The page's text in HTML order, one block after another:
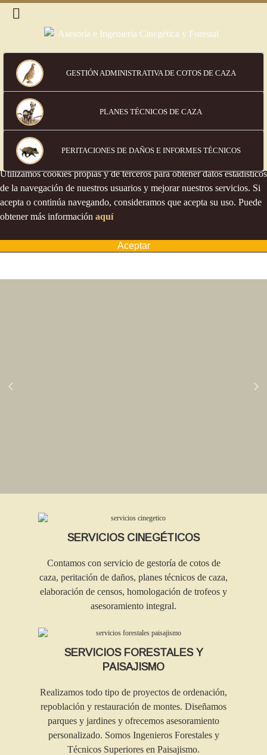
GESTIÓN ADMINISTRATIVA DE COTOS DE CAZA
PLANES TÉCNICOS DE CAZA
PERITACIONES DE DAÑOS E INFORMES TÉCNICOS
Política de cookies
Utilizamos cookies propias y de terceros para obtener datos estadísticos
de la navegación de nuestros usuarios y mejorar nuestros servicios. Si
acepta o continúa navegando, consideramos que acepta su uso. Puede
obtener más información aquí
Aceptar
SERVICIOS CINEGÉTICOS
Contamos con servicio de gestoría de cotos de
caza, peritación de daños, planes técnicos de caza,
elaboración de censos, homologación de trofeos y
asesoramiento integral.
SERVICIOS FORESTALES Y
PAISAJISMO
Realizamos todo tipo de proyectos de ordenación,
repoblación y restauración de montes. Diseñamos
parques y jardines y ofrecemos asesoramiento
personalizado. Somos Ingenieros Forestales y
Técnicos Superiores en Paisajismo.